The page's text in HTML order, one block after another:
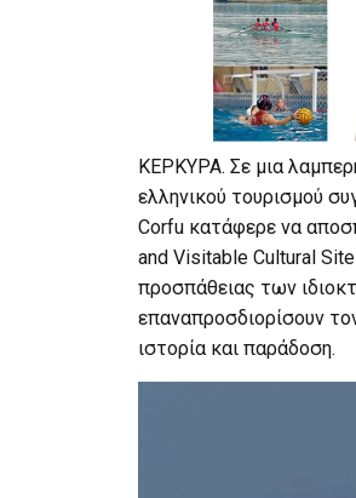
ΚΕΡΚΥΡΑ. Σε μια
ελληνικού τουρισμού
Corfu κατάφερε να
and Visitable Cultural
προσπάθειας των
επαναπροσδιορίσουν
ιστορία και παράδοση.